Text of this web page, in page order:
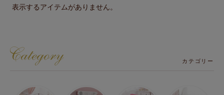
表示するアイテムがありません。
カテゴリー